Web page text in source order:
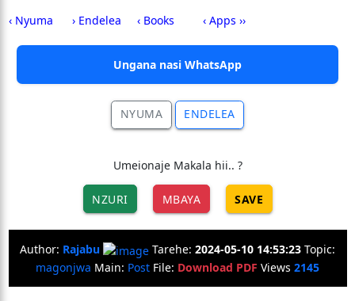
‹ Nyuma › Endelea ‹ Books ‹ Apps ››
Ungana nasi WhatsApp
NYUMA ENDELEA
Umeionaje Makala hii.. ?
NZURI MBAYA SAVE
Author: Rajabu Tarehe: 2024-05-10 14:53:23 Topic:
magonjwa Main: Post File: Download PDF Views 2145